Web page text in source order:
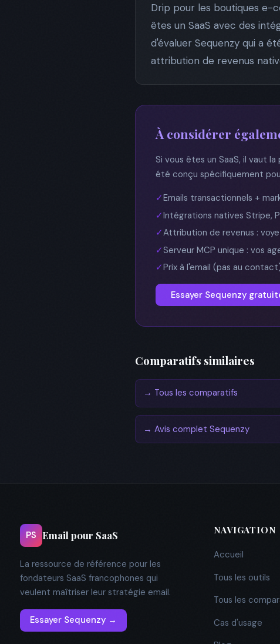
Drip pour les boutiques e-
êtes un SaaS avec des
d'évaluer Sequenzy qui a
attribution de revenus
À considérer
Si vous êtes un SaaS, il vaut
été conçu spécifiquement
✓Emails transactionnels +
✓Intégrations natives Stripe,
✓Attribution de revenus :
✓Serveur MCP unique : vos
✓Prix à l'email (pas au
Essayer Sequenzy
Comparatifs similaires
→ Tous les comparatifs
→ Avis complet Sequenzy
PS Email pour SaaS
La ressource de référence pour les
fondateurs SaaS francophones qui
veulent maîtriser leur stratégie email.
Essayer Sequenzy →
NAVIGATION
Accueil
Tous les outils
Tous les
Cas d'usage